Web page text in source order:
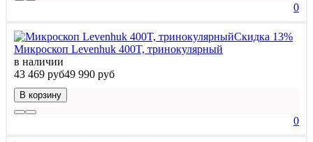
0
Скидка 13%
Микроскоп Levenhuk 400T, тринокулярный
в наличии
43 469 руб49 990 руб
В корзину
0